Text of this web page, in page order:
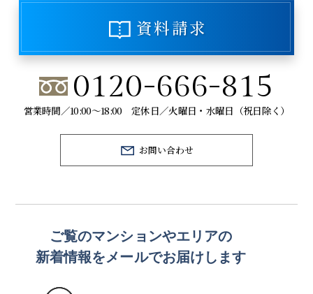
資料請求
0120-666-815
営業時間／10:00～18:00 定休日／火曜日・水曜日（祝日除く）
お問い合わせ
ご覧のマンションやエリアの
新着情報をメールでお届けします